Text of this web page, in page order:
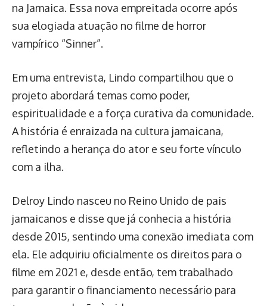
na Jamaica. Essa nova empreitada ocorre após
sua elogiada atuação no filme de horror
vampírico “Sinner”.
Em uma entrevista, Lindo compartilhou que o
projeto abordará temas como poder,
espiritualidade e a força curativa da comunidade.
A história é enraizada na cultura jamaicana,
refletindo a herança do ator e seu forte vínculo
com a ilha.
Delroy Lindo nasceu no Reino Unido de pais
jamaicanos e disse que já conhecia a história
desde 2015, sentindo uma conexão imediata com
ela. Ele adquiriu oficialmente os direitos para o
filme em 2021 e, desde então, tem trabalhado
para garantir o financiamento necessário para